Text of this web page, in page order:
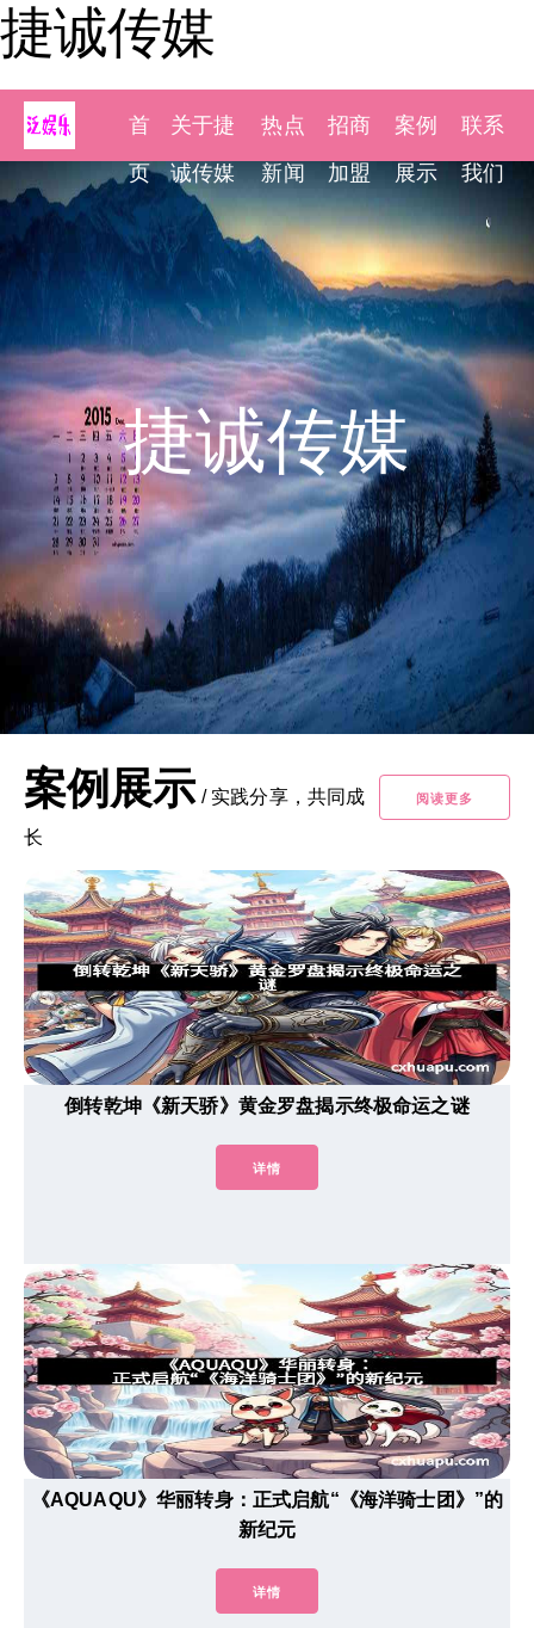
捷诚传媒
首
页
关于捷
诚传媒
热点
新闻
招商
加盟
案例
展示
联系
我们
捷诚传媒
案例展示 / 实践分享，共同成
长
阅读更多
倒转乾坤《新天骄》黄金罗盘揭示终极命运之谜
详情
《AQUAQU》华丽转身：正式启航“《海洋骑士团》”的
新纪元
详情